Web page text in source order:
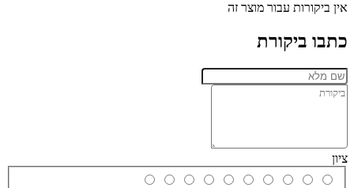
אין ביקורות עבור מוצר זה
כתבו ביקורת
ציון